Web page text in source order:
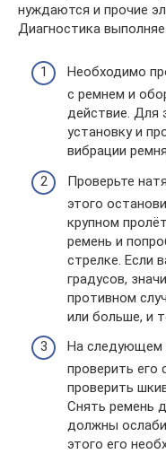
нуждаются и прочие
Диагностика
Необходимо
с ремнем и
действие. Для
установку и
вибрации
Проверьте
этого
крупном
ремень и
стрелке. Если
градусов,
противном
или больше, и
На следующем
проверить его
проверить
Снять ремень
должны
этого его